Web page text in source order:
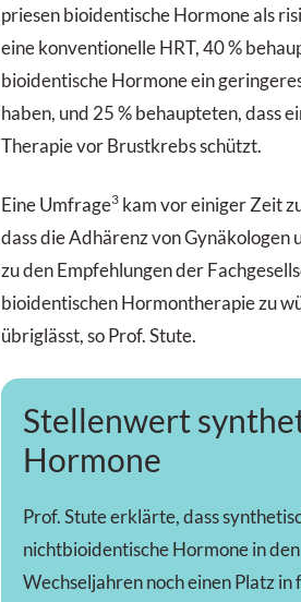
priesen bioidentische Hormone als
eine konventionelle HRT, 40 %
bioidentische Hormone ein
haben, und 25 % behaupteten, dass
Therapie vor Brustkrebs schützt.
Eine Umfrage3 kam vor einiger Zeit
dass die Adhärenz von Gynäkologen
zu den Empfehlungen der
bioidentischen Hormontherapie zu
übriglässt, so Prof. Stute.
Stellenwert
Hormone
Prof. Stute erklärte, dass
nichtbioidentische Hormone in den
Wechseljahren noch einen Platz in